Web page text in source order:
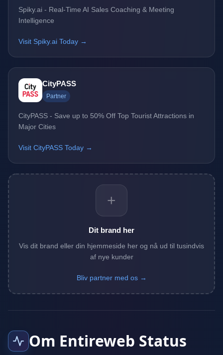
Spiky.ai - Real-Time AI Sales Coaching & Meeting
Intelligence
Visit Spiky.ai Today →
CityPASS
Partner
CityPASS - Save up to 50% Off Top Tourist Attractions in
Major Cities
Visit CityPASS Today →
+
Dit brand her
Vis dit brand eller din hjemmeside her og nå ud til tusindvis
af nye kunder
Bliv partner med os →
Om Entireweb Status